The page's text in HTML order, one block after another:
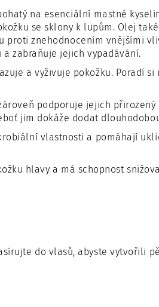
na esenciální mastné
se sklony k lupům. Olej
proti znehodnocením vnějšími
zabraňuje jejich vypadávání.
a vyživuje pokožku. Poradí si
podporuje jejich přirozený
jim dokáže dodat
vlastnosti a pomáhají
hlavy a má schopnost
do vlasů, abyste vytvořili